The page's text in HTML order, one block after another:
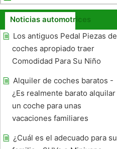
Noticias automotrices
Los antiguos Pedal Piezas de
coches apropiado traer
Comodidad Para Su Niño
Alquiler de coches baratos -
¿Es realmente barato alquilar
un coche para unas
vacaciones familiares
¿Cuál es el adecuado para su